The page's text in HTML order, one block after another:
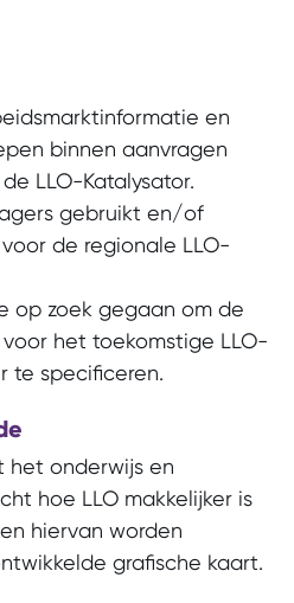
en
binnen aanvragen
LLO-Katalysator.
gebruikt en/of
de regionale LLO-
op zoek gegaan om de
het toekomstige LLO-
te specificeren.
het onderwijs en
hoe LLO makkelijker is
hiervan worden
grafische kaart.